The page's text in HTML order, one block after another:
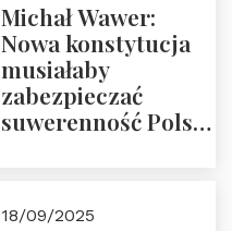
Michał Wawer:
Nowa konstytucja
musiałaby
zabezpieczać
suwerenność Polski
18/09/2025